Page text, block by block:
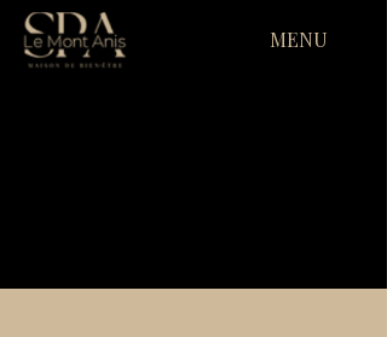
MENU